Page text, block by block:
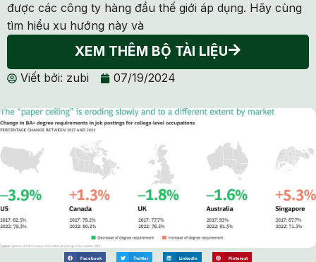
được các công ty hàng đầu thế giới áp dụng. Hãy cùng
tìm hiểu xu hướng này và
XEM THÊM BỘ TÀI LIỆU
Viết bởi: zubi 07/19/2024
Facebook Twitter LinkedIn Pinterest